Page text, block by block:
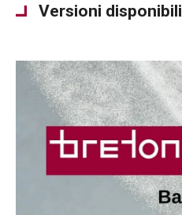
Versioni disponibili